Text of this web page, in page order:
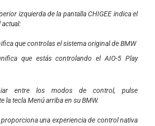
izquierda de la pantalla CHIGEE indica el
que controlas el sistema original de BMW
que estás controlando el AIO-5 Play
entre los modos de control, pulse
la tecla Menú arriba en su BMW.
una experiencia de control nativa